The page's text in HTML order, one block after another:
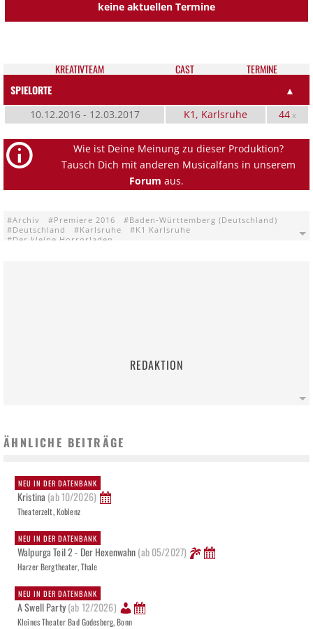
keine aktuellen Termine
KREATIV­TEAM CAST
TER­MI­NE
SPIELORTE
▲
10.12.2016 - 12.03.2017 K1, Karlsruhe 44 x
Wie ist Deine Meinung zu dieser Produktion?
Tausch Dich mit anderen Musicalfans in unserem
Forum aus.
Archiv Premiere 2016
Baden-Württemberg (Deutschland)
Deutschland
Karlsruhe
K1 Karlsruhe
Der kleine Horrorladen
REDAKTION
ÄHNLICHE BEITRÄGE
NEU IN DER DATENBANK
Kristina (ab 10/2026)
Theaterzelt, Koblenz
NEU IN DER DATENBANK
Walpurga Teil 2 - Der Hexenwahn(ab 05/2027)
Harzer Bergtheater, Thale
NEU IN DER DATENBANK
A Swell Party(ab 12/2026)
Kleines Theater Bad Godesberg, Bonn